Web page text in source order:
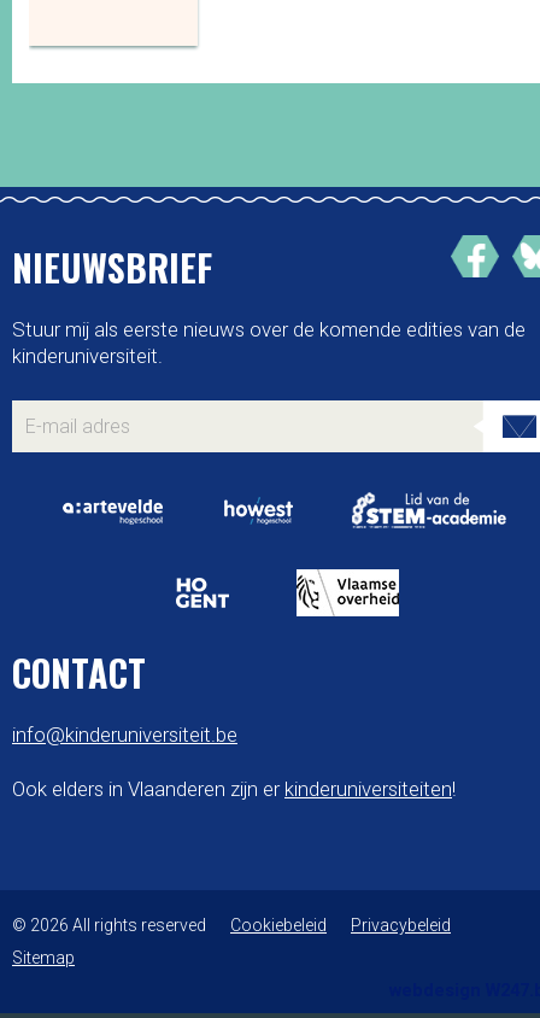
NIEUWSBRIEF
Stuur mij als eerste nieuws over de komende edities van de
kinderuniversiteit.
CONTACT
info@kinderuniversiteit.be
Ook elders in Vlaanderen zijn er kinderuniversiteiten!
© 2026 All rights reserved Cookiebeleid
Privacybeleid
Sitemap